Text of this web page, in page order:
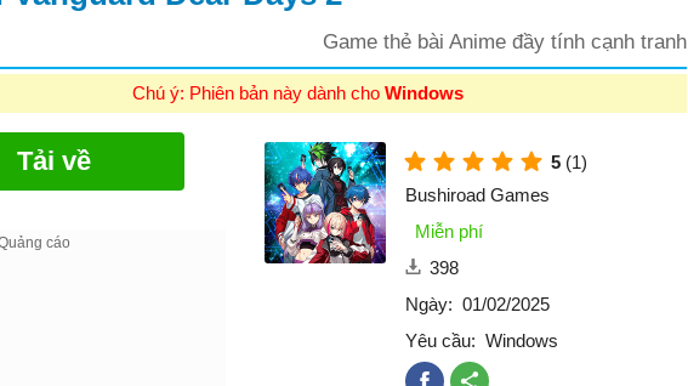
Game thẻ bài Anime đầy tính cạnh tranh
Chú ý: Phiên bản này dành cho Windows
Tải về 5 (1)
Bushiroad Games
Miễn phí
398
Ngày: 01/02/2025
Yêu cầu: Windows